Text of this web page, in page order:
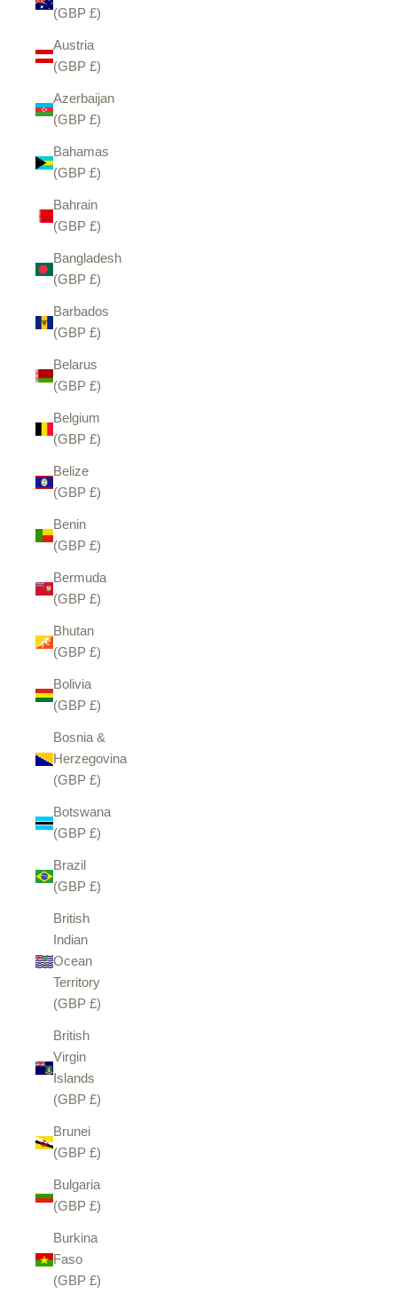
(GBP £)
Austria
(GBP £)
Azerbaijan
(GBP £)
Bahamas
(GBP £)
Bahrain
(GBP £)
Bangladesh
(GBP £)
Barbados
(GBP £)
Belarus
(GBP £)
Belgium
(GBP £)
Belize
(GBP £)
Benin
(GBP £)
Bermuda
(GBP £)
Bhutan
(GBP £)
Bolivia
(GBP £)
Bosnia &
Herzegovina
(GBP £)
Botswana
(GBP £)
Brazil
(GBP £)
British
Indian
Ocean
Territory
(GBP £)
British
Virgin
Islands
(GBP £)
Brunei
(GBP £)
Bulgaria
(GBP £)
Burkina
Faso
(GBP £)